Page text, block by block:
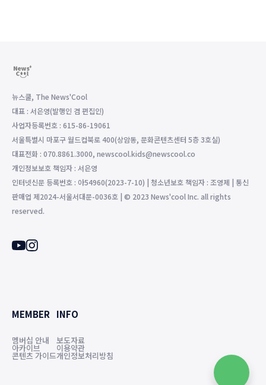
뉴스쿨, The News'Cool
대표 : 서은영(발행인 겸 편집인)
사업자등록번호 : 615-86-19061
서울특별시 마포구 월드컵북로 400(상암동, 문화콘텐츠센터 5층 3호실)
대표전화 : 070.8861.3000, newscool.kids@newscool.co
개인정보보호 책임자 : 서은영
인터넷신문 등록번호 : 아54960(2023-7-10) | 청소년보호 책임자 : 조영제 | 통신
판매업 제2024-서울서대문-0036호 | © 2023 News'cool Inc. all rights
reserved.
MEMBER
멤버십 안내
아카이브
콘텐츠 가이드
INFO
보도자료
이용약관
개인정보처리방침